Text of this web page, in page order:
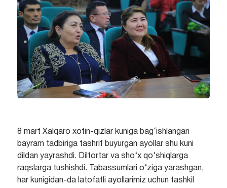
8 mart Xalqaro xotin-qizlar kuniga bag‘ishlangan
bayram tadbiriga tashrif buyurgan ayollar shu kuni
dildan yayrashdi. Diltortar va sho‘x qo‘shiqlarga
raqslarga tushishdi. Tabassumlari o‘ziga yarashgan,
har kunigidan-da latofatli ayollarimiz uchun tashkil